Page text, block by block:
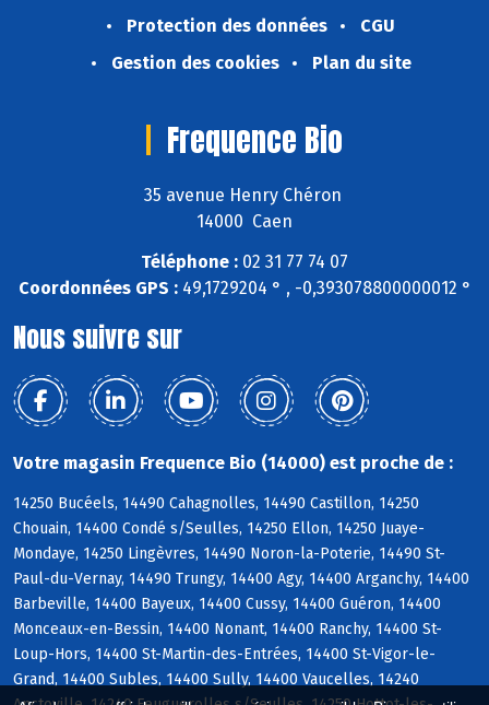
Protection des données
CGU
Gestion des cookies
Plan du site
Frequence Bio
35 avenue Henry Chéron
14000 Caen
Téléphone : 02 31 77 74 07
Coordonnées GPS :49,1729204 ° , -0,393078800000012 °
Nous suivre sur
Votre magasin Frequence Bio (14000) est proche de :
14250 Bucéels, 14490 Cahagnolles, 14490 Castillon, 14250
Chouain, 14400 Condé s/Seulles, 14250 Ellon, 14250 Juaye-
Mondaye, 14250 Lingèvres, 14490 Noron-la-Poterie, 14490 St-
Paul-du-Vernay, 14490 Trungy, 14400 Agy, 14400 Arganchy, 14400
Barbeville, 14400 Bayeux, 14400 Cussy, 14400 Guéron, 14400
Monceaux-en-Bessin, 14400 Nonant, 14400 Ranchy, 14400 St-
Loup-Hors, 14400 St-Martin-des-Entrées, 14400 St-Vigor-le-
Grand, 14400 Subles, 14400 Sully, 14400 Vaucelles, 14240